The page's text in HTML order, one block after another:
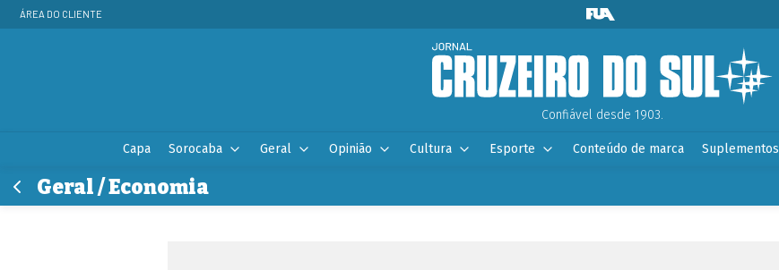
ÁREA DO CLIENTE
Confiável desde 1903.
Capa Sorocaba Geral Opinião Cultura Esporte Conteúdo de marca Suplementos
Geral / Economia